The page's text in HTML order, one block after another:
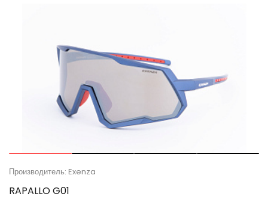
Производитель: Exenza
RAPALLO G01